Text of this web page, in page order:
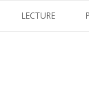
au
LECTURE